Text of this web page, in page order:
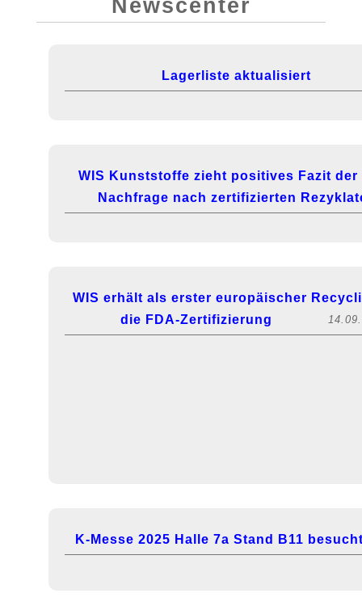
Newscenter
Lagerliste aktualisiert
WIS Kunststoffe zieht positives Fazit der
Nachfrage nach zertifizierten
WIS erhält als erster europäischer
die FDA-Zertifizierung
K-Messe 2025 Halle 7a Stand B11